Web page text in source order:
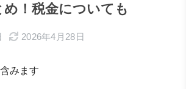
！税金についても
2026年4月28日
みます